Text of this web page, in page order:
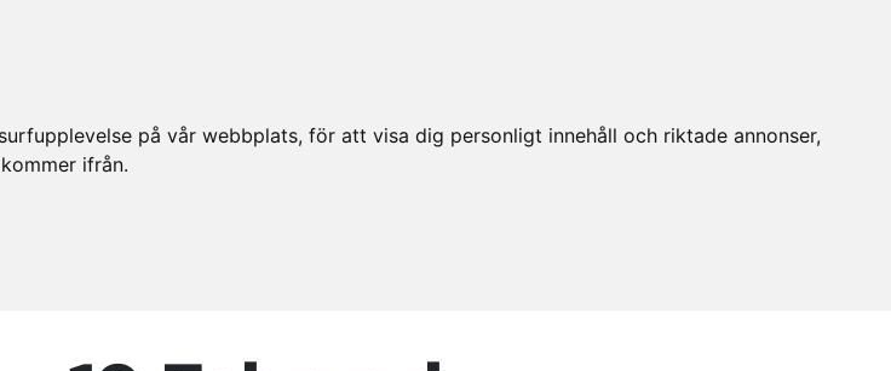
på vår webbplats, för att visa dig personligt innehåll och riktade annonser,
ifrån.